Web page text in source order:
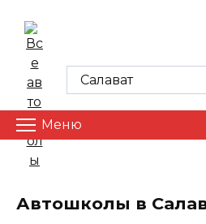
content
Меню
Автошколы в